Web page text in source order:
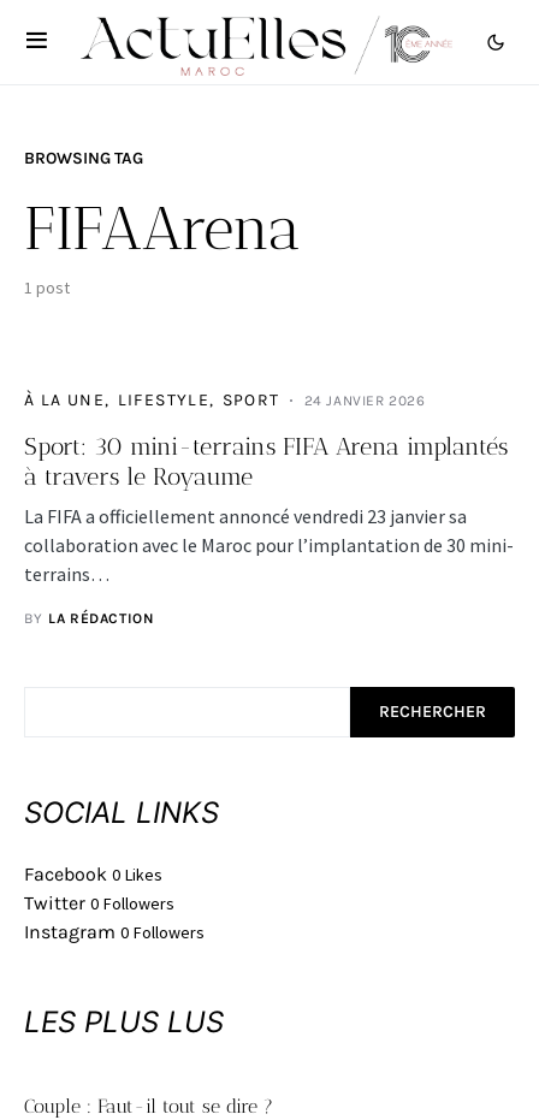
BROWSING TAG
FIFAArena
1 post
À LA UNE LIFESTYLE SPORT 24 JANVIER 2026
Sport: 30 mini-terrains FIFA Arena implantés
à travers le Royaume
La FIFA a officiellement annoncé vendredi 23 janvier sa
collaboration avec le Maroc pour l’implantation de 30 mini-
terrains…
BY LA RÉDACTION
RECHERCHER
SOCIAL LINKS
Facebook 0 Likes
Twitter 0 Followers
Instagram 0 Followers
LES PLUS LUS
Couple : Faut-il tout se dire ?